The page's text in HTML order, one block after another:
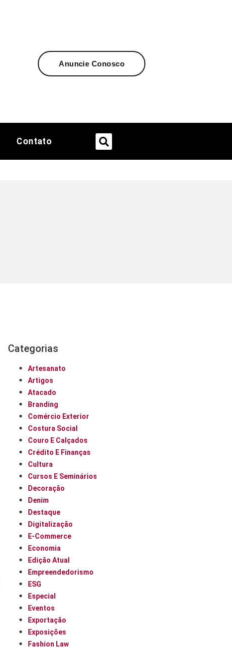
Anuncie Conosco
Contato
Categorias
Artesanato
Artigos
Atacado
Branding
Comércio Exterior
Costura Social
Couro E Calçados
Crédito E Finanças
Cultura
Cursos E Seminários
Decoração
Denim
Destaque
Digitalização
E-Commerce
Economia
Edição Atual
Empreendedorismo
ESG
Especial
Eventos
Exportação
Exposições
Fashion Law